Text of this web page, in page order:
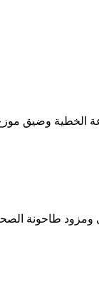
وضيق